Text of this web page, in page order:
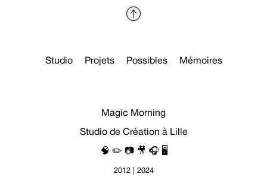
Magic Morning
Studio de Création à Lille
🧠 ✏️ 📷 🎥 🎧 🖥
2012 | 2024
Studio Projets Possibles Mémoires